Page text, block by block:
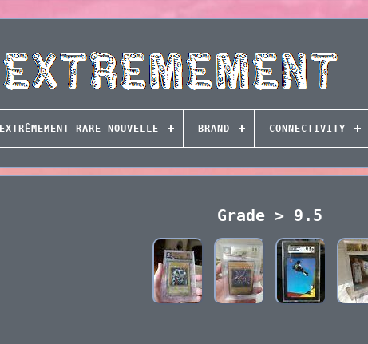
EXTRÊMEMENT RARE NOUVELLE BRAND CONNECTIVITY
Grade > 9.5